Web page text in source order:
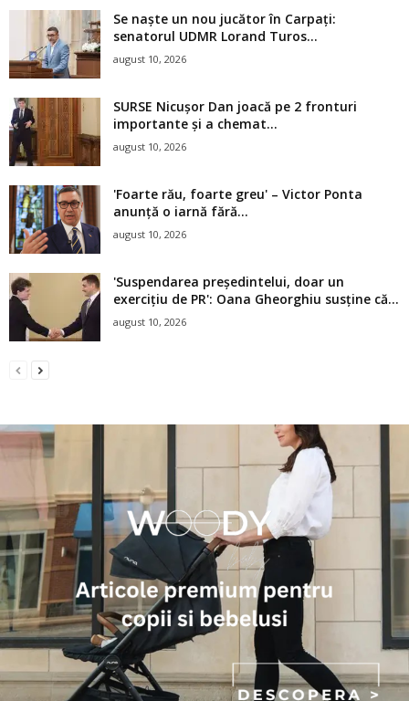
Se naște un nou jucător în Carpați:
senatorul UDMR Lorand Turos...
august 10, 2026
SURSE Nicușor Dan joacă pe 2 fronturi
importante și a chemat...
august 10, 2026
'Foarte rău, foarte greu' – Victor Ponta
anunță o iarnă fără...
august 10, 2026
'Suspendarea președintelui, doar un
exercițiu de PR': Oana Gheorghiu susține că...
august 10, 2026